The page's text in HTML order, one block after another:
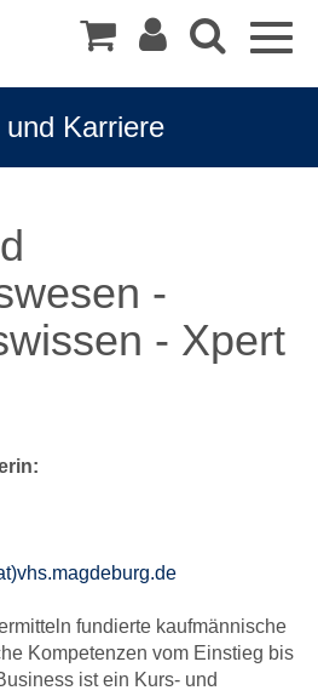
und Karriere
-
- Xpert
fundierte kaufmännische
Kompetenzen vom Einstieg bis
ist ein Kurs- und